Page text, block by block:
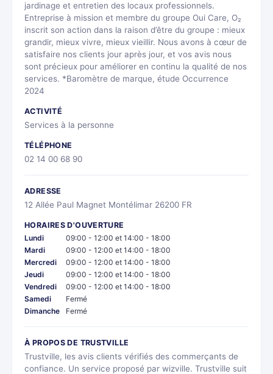
jardinage et entretien des locaux professionnels.
Entreprise à mission et membre du groupe Oui Care, O₂
inscrit son action dans la raison d’être du groupe : mieux
grandir, mieux vivre, mieux vieillir. Nous avons à cœur de
satisfaire nos clients jour après jour, et vos avis nous
sont précieux pour améliorer en continu la qualité de nos
services. *Baromètre de marque, étude Occurrence
2024
ACTIVITÉ
Services à la personne
TÉLÉPHONE
02 14 00 68 90
ADRESSE
12 Allée Paul Magnet Montélimar 26200 FR
HORAIRES D'OUVERTURE
Lundi
09:00 - 12:00 et 14:00 - 18:00
Mardi
09:00 - 12:00 et 14:00 - 18:00
Mercredi
09:00 - 12:00 et 14:00 - 18:00
Jeudi
09:00 - 12:00 et 14:00 - 18:00
Vendredi
09:00 - 12:00 et 14:00 - 18:00
Samedi
Fermé
Dimanche
Fermé
À PROPOS DE TRUSTVILLE
Trustville, les avis clients vérifiés des commerçants de
confiance. Un service proposé par wizville. Trustville suit